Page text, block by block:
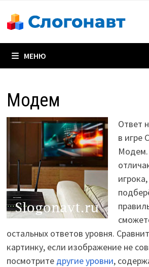
содержимому
МЕНЮ
Модем
Ответ
в игре
Модем.
остальных ответов уровня.
картинку, если изображение не
посмотрите другие уровни,